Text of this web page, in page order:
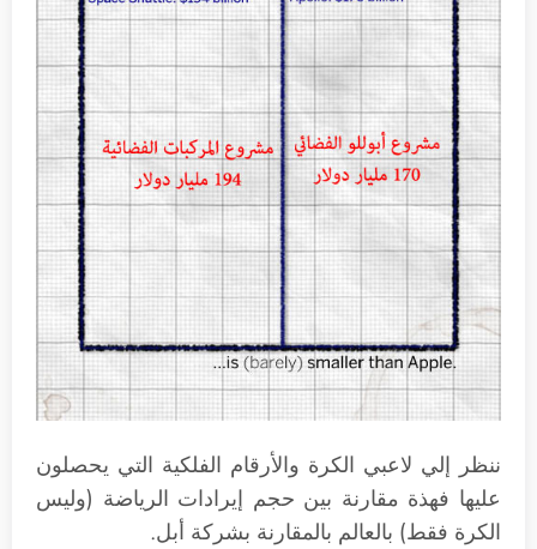
ننظر إلي لاعبي الكرة والأرقام الفلكية التي يحصلون
عليها فهذة مقارنة بين حجم إيرادات الرياضة (وليس
الكرة فقط) بالعالم بالمقارنة بشركة أبل.